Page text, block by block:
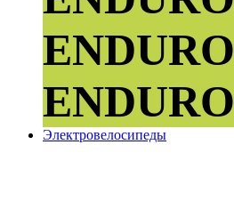
ENDURO
ENDURO
Электровелосипеды